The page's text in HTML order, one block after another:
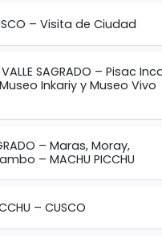
– Visita de Ciudad
SAGRADO – Pisac
Inkariy y Museo Vivo
– Maras, Moray,
– MACHU PICCHU
– CUSCO